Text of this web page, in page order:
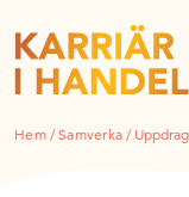
Hem/Samverka /